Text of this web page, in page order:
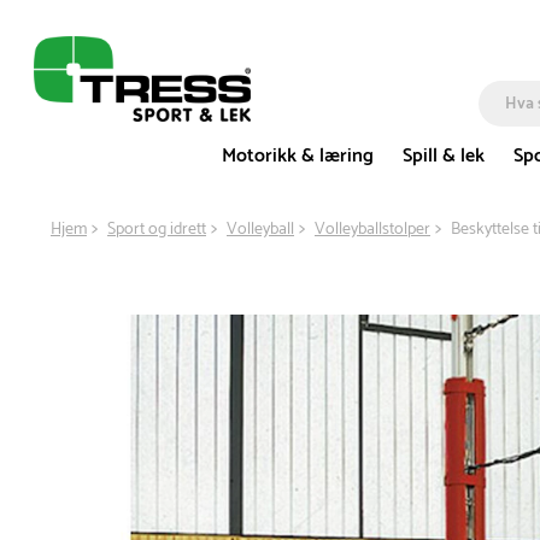
Motorikk & læring
Spill & lek
Hjem Sport og idrett Volleyball Volleyballstolper Beskyttelse